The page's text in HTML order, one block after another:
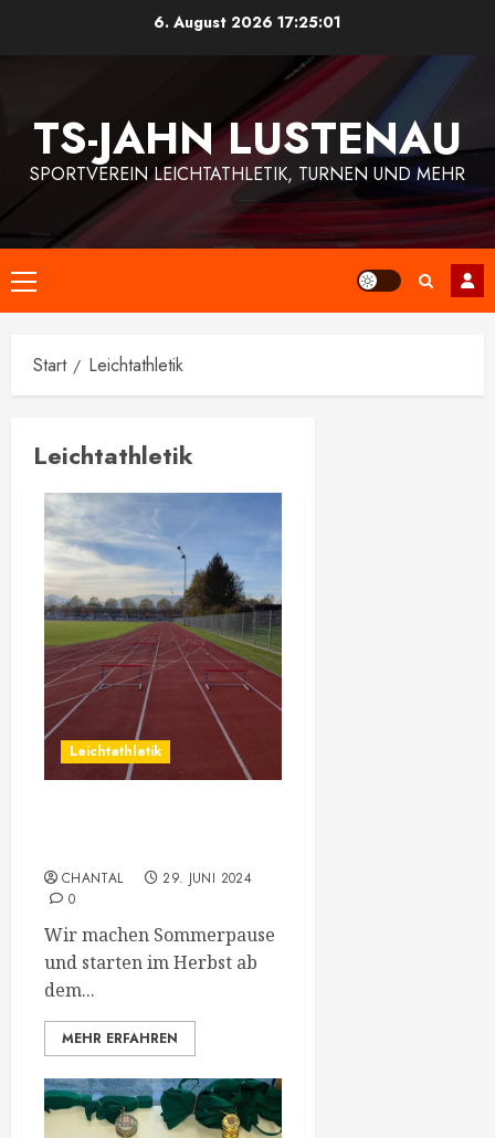
6. August 2026 17:25:02
TS-JAHN LUSTENAU
SPORTVEREIN LEICHTATHLETIK, TURNEN UND MEHR
Primäres
Menü
Start Leichtathletik
Leichtathletik
Leichtathletik
CHANTAL
29. JUNI 2024
0
Wir machen Sommerpause
und starten im Herbst ab
dem...
MEHR ERFAHREN